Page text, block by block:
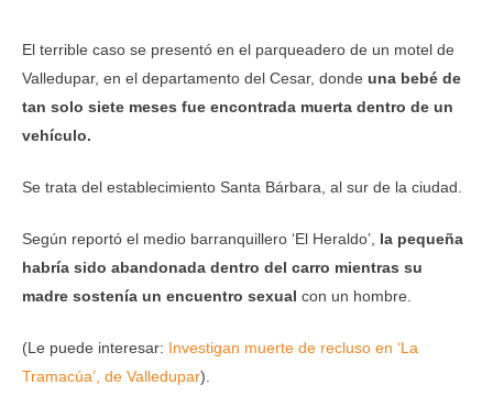
El terrible caso se presentó en el parqueadero de un motel de
Valledupar, en el departamento del Cesar, donde una bebé de
tan solo siete meses fue encontrada muerta dentro de un
vehículo.
Se trata del establecimiento Santa Bárbara, al sur de la ciudad.
Según reportó el medio barranquillero ‘El Heraldo’, la pequeña
habría sido abandonada dentro del carro mientras su
madre sostenía un encuentro sexual con un hombre.
(Le puede interesar: Investigan muerte de recluso en ‘La
Tramacúa’, de Valledupar).